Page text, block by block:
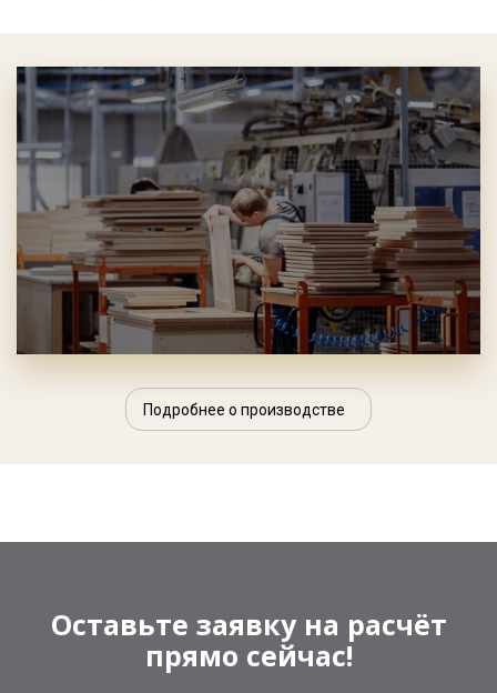
Подробнее о производстве
Оставьте заявку на расчёт
прямо сейчас!